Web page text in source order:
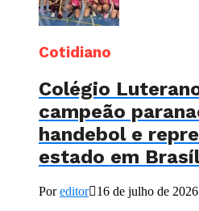
Cotidiano
Colégio
campeão
handebol e
estado em
Poreditor
16 de julho de 2026